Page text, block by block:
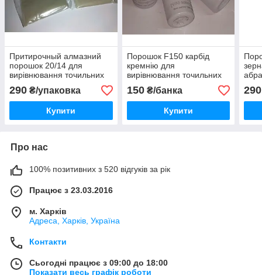
Притирочный алмазний
порошок 20/14 для
вирівнювання точильних
каменів
290 ₴/упаковка
Купити
Порошок F150 карбід
кремнію для
вирівнювання точильних
каменів для ножів
150₴/банка
Купити
290
Про нас
100% позитивних з 520 відгуків за рік
Працює з 23.03.2016
м. Харків
Адреса, Харків, Україна
Контакти
Сьогодні працює з 09:00 до 18:00
Показати весь графік роботи